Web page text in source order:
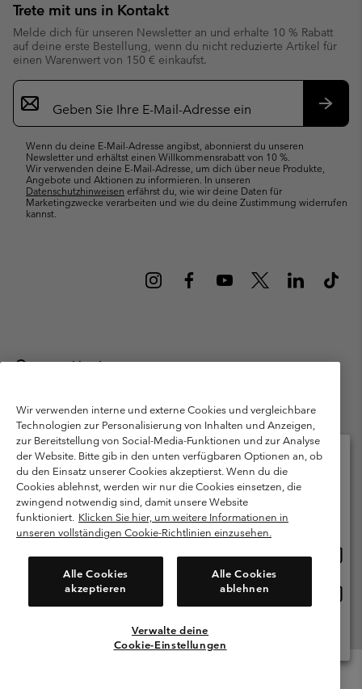
Trete mit uns in Kontakt
Melde dich für unseren Newsletter an und erhalte 10 % Rabatt
auf deine erste Bestellung, wenn du nicht reduzierte Artikel für
einen Warenwert von 150 € einkaufst.
Newsletter-
Anmeldung
Wenn du deine E-Mail-Adresse angibst, abonnierst du unseren
Newsletter und erhältst einen Willkommensrabatt von 10 %.
Wir verwenden deine E-Mail-Adresse, um dich über neue Produkte,
Angebote und Aktionen zu informieren. In unseren
Datenschutzhinweisen erfährst du, wie wir deine Daten für
Marketingzwecke verarbeiten und wie du deine Zustimmung widerrufen
kannst.
Deutschland
München Deutschland. Alle Rechte vorbehalten.
Nutzungsbedingungen
Allgemeine Verkaufsbedingungen
Garantie
Datenschutzerklärung
Bestimmungen und Bedingungen des Mitglieder Programms
Nutzungsbedingungen Für Nutzergenerierte Inhalte
Cookies
Public CBCR
Kundenservice: Mo- Fr. 9:00 - 13:00 & 14:00- 18:00 Uhr
(+)498912081004
Wir verwenden interne und externe Cookies und vergleichbare
Technologien zur Personalisierung von Inhalten und Anzeigen,
zur Bereitstellung von Social-Media-Funktionen und zur Analyse
der Website. Bitte gib in den unten verfügbaren Optionen an, ob
du den Einsatz unserer Cookies akzeptierst. Wenn du die
Cookies ablehnst, werden wir nur die Cookies einsetzen, die
zwingend notwendig sind, damit unsere Website
funktioniert. Klicken Sie hier, um weitere Informationen in
unseren vollständigen Cookie-Richtlinien einzusehen.
Alle Cookies
akzeptieren
Alle Cookies
ablehnen
Verwalte deine
Cookie-Einstellungen
Bitte wählen Sie Ihr Lieferland und Ihre Sprache
Online-Einkauf verfügbar
Deutschland
Alle Länder Anzeigen